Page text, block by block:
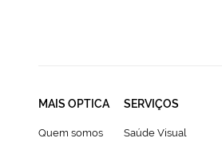
MAIS OPTICA
Quem somos
SERVIÇOS
Saúde Visual